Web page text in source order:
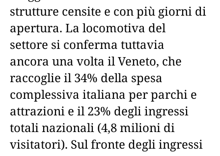
strutture censite e con più giorni di
apertura. La locomotiva del
settore si conferma tuttavia
ancora una volta il Veneto, che
raccoglie il 34% della spesa
complessiva italiana per parchi e
attrazioni e il 23% degli ingressi
totali nazionali (4,8 milioni di
visitatori). Sul fronte degli ingressi